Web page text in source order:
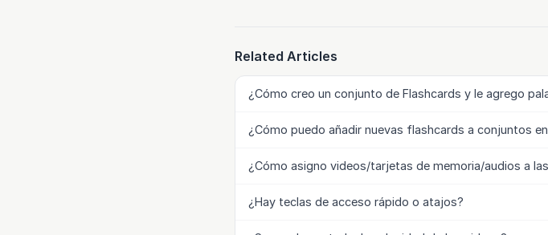
Related Articles
¿Cómo creo un conjunto de Flashcards y le agrego
¿Cómo puedo añadir nuevas flashcards a conjuntos
¿Cómo asigno videos/tarjetas de memoria/audios a
¿Hay teclas de acceso rápido o atajos?